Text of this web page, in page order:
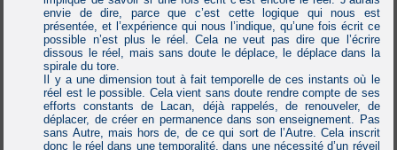
envie de dire, parce que c’est cette logique qui nous est
présentée, et l’expérience qui nous l’indique, qu’une fois écrit ce
possible n’est plus le réel. Cela ne veut pas dire que l’écrire
dissous le réel, mais sans doute le déplace, le déplace dans la
spirale du tore.
Il y a une dimension tout à fait temporelle de ces instants où le
réel est le possible. Cela vient sans doute rendre compte de ses
efforts constants de Lacan, déjà rappelés, de renouveler, de
déplacer, de créer en permanence dans son enseignement. Pas
sans Autre, mais hors de, de ce qui sort de l’Autre. Cela inscrit
donc le réel dans une temporalité, dans une nécessité d’un réveil